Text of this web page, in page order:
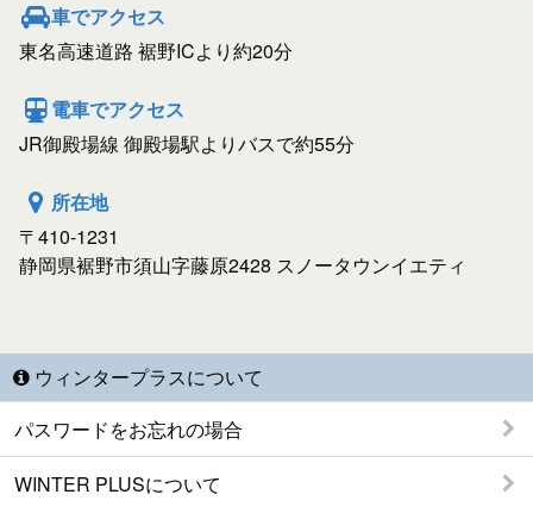
車でアクセス
東名高速道路 裾野ICより約20分
電車でアクセス
JR御殿場線 御殿場駅よりバスで約55分
所在地
〒410-1231
静岡県裾野市須山字藤原2428 スノータウンイエティ
ウィンタープラスについて
パスワードをお忘れの場合
WINTER PLUSについて